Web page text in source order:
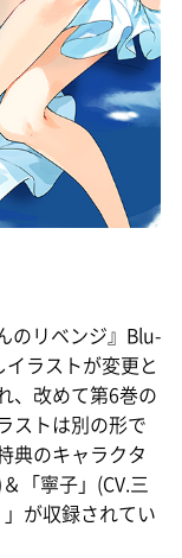
のリベンジ』Blu-
ラストが変更と
、改めて第6巻の
ストは別の形で
典のキャラクタ
「寧子」(CV.三
が収録されてい